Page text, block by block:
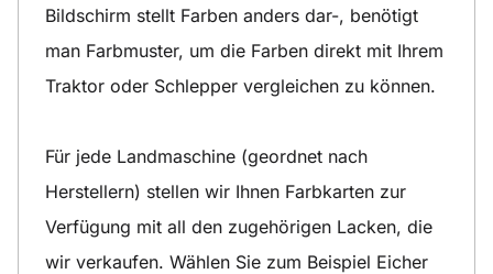
Bildschirm stellt Farben anders dar-, benötigt
man Farbmuster, um die Farben direkt mit Ihrem
Traktor oder Schlepper vergleichen zu können.
Für jede Landmaschine (geordnet nach
Herstellern) stellen wir Ihnen Farbkarten zur
Verfügung mit all den zugehörigen Lacken, die
wir verkaufen. Wählen Sie zum Beispiel Eicher